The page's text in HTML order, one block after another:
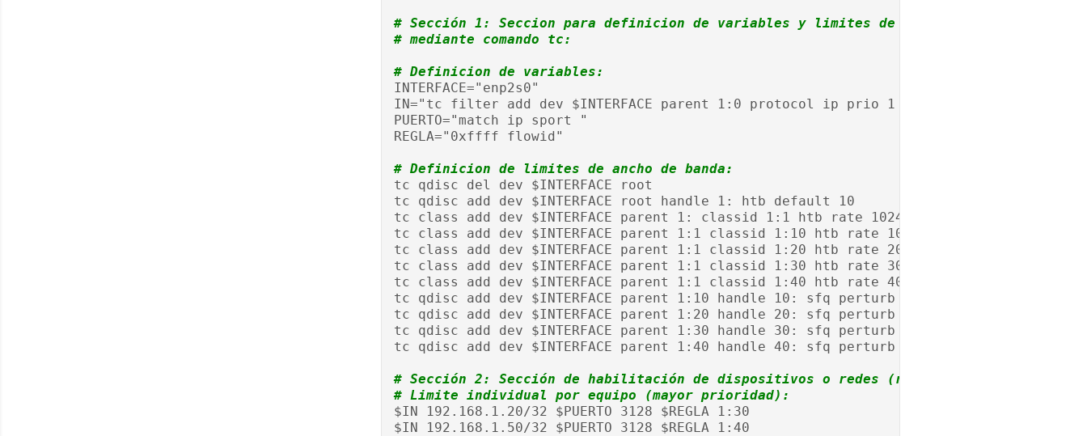
# Sección 1: Seccion para definicion de variables y limites de ancho de banda
# mediante comando tc:
# Definicion de variables:
INTERFACE="enp2s0"
IN="tc filter add dev $INTERFACE parent 1:0 protocol ip prio 1 u32 match ip dst "
PUERTO="match ip sport "
REGLA="0xffff flowid"
# Definicion de limites de ancho de banda:
tc qdisc del dev $INTERFACE root
tc qdisc add dev $INTERFACE root handle 1: htb default 10
tc class add dev $INTERFACE parent 1: classid 1:1 htb rate 1024kbit
tc class add dev $INTERFACE parent 1:1 classid 1:10 htb rate 1024kbit
tc class add dev $INTERFACE parent 1:1 classid 1:20 htb rate 2048kbit
tc class add dev $INTERFACE parent 1:1 classid 1:30 htb rate 3072kbit
tc class add dev $INTERFACE parent 1:1 classid 1:40 htb rate 4096kbit
tc qdisc add dev $INTERFACE parent 1:10 handle 10: sfq perturb 10
tc qdisc add dev $INTERFACE parent 1:20 handle 20: sfq perturb 10
tc qdisc add dev $INTERFACE parent 1:30 handle 30: sfq perturb 10
tc qdisc add dev $INTERFACE parent 1:40 handle 40: sfq perturb 10
# Sección 2: Sección de habilitación de dispositivos o redes (respetar orden):
# Limite individual por equipo (mayor prioridad):
$IN 192.168.1.20/32 $PUERTO 3128 $REGLA 1:30
$IN 192.168.1.50/32 $PUERTO 3128 $REGLA 1:40